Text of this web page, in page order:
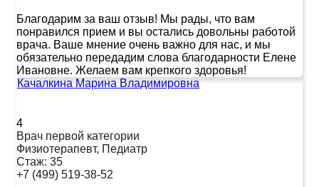
Благодарим за ваш отзыв! Мы рады, что вам
понравился прием и вы остались довольны работой
врача. Ваше мнение очень важно для нас, и мы
обязательно передадим слова благодарности Елене
Ивановне. Желаем вам крепкого здоровья!
Качалкина Марина Владимировна
4
Врач первой категории
Физиотерапевт, Педиатр
Стаж: 35
+7 (499) 519-38-52